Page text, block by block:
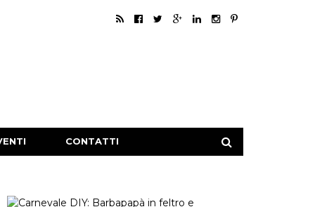
CONTATTI
Barbapapà in feltro e
pannolenci